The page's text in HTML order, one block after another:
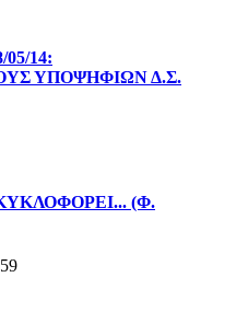
14:
ΥΠΟΨΗΦΙΩΝ Δ.Σ.
(Φ.